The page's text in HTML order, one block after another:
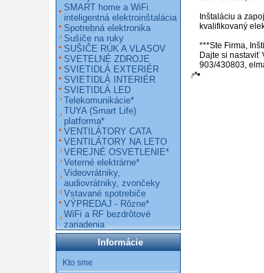
Inštaláciu a
kvalifikovaný
***Ste Firma,
Dajte si nastaviť
903/430803,
SMART home a WiFi
inteligentná elektroinštalácia
Spotrebná elektronika
Sušiče na ruky
SUŠIČE RÚK A VLASOV
SVETELNÉ ZDROJE
SVIETIDLÁ EXTERIÉR
SVIETIDLÁ INTERIÉR
SVIETIDLÁ LED
Telekomunikácie*
TUYA (Smart Life)
platforma*
VENTILÁTORY CATA
VENTILÁTORY NA LETO
VEREJNÉ OSVETLENIE*
Veterné elektrárne*
Videovrátniky,
audiovrátniky, zvončeky
Vstavané spotrebiče
VÝPREDAJ - Rôzne*
WiFi a RF bezdrôtové
zariadenia
Informácie
Kto sme